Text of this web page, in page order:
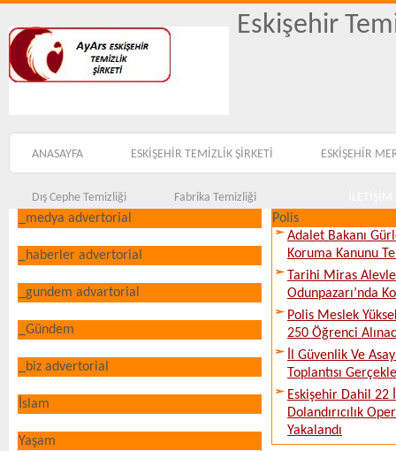
Eskişehir
ANASAYFA ESKİŞEHİR TEMİZLİK ŞİRKETİ ESKİŞEHİR
Dış Cephe Temizliği Fabrika Temizliği
_medya advertorial
_haberler advertorial
_gundem advartorial
_Gündem
_biz advertorial
İslam
Yaşam
Polis
Adalet Bakanı
Koruma Kanunu
Tarihi Miras
Odunpazarı’nda
Polis Meslek
250 Öğrenci
İl Güvenlik Ve
Toplantısı
Eskişehir Dahil
Dolandırıcılık
Yakalandı